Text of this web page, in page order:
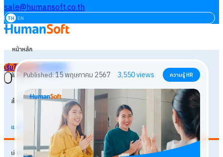
sale@humansoft.co.th
TH EN
หน้าหลัก
ฟังก์ชัน
สำหรับธุรกิจ
แหล่งเรียนรู้
เกี่ยวกับเรา
เริ่มใช้งานฟรี
Published:15 พฤษภาคม 2567 3,550 views